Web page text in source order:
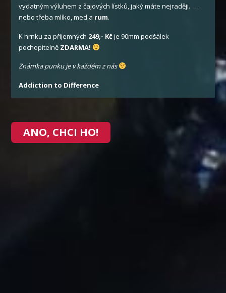
vydatným výluhem z čajových lístků, jaký máte nejraději. …
nebo třeba mlíko, med a rum.
K hrnku za příjemných 249,- Kčje 90mm podšálek
pochopitelně ZDARMA!
Známka punku je v každém z nás
Addiction to Difference
ANO, CHCI HO!